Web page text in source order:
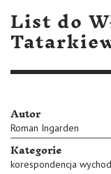
List do
Autor
Roman Ingarden
Kategorie
korespondencja